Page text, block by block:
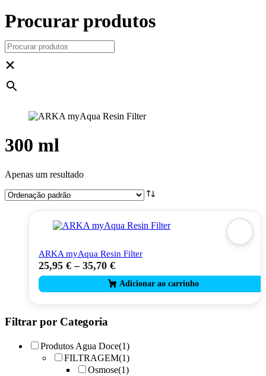
Procurar produtos
×
300 ml
Apenas um resultado
ARKA myAqua Resin Filter
25,95 € – 35,70 €
This
product
has
multiple
The
options
may
be
chosen
Filtrar por Categoria
Produtos Agua Doce(1)
FILTRAGEM(1)
Osmose(1)